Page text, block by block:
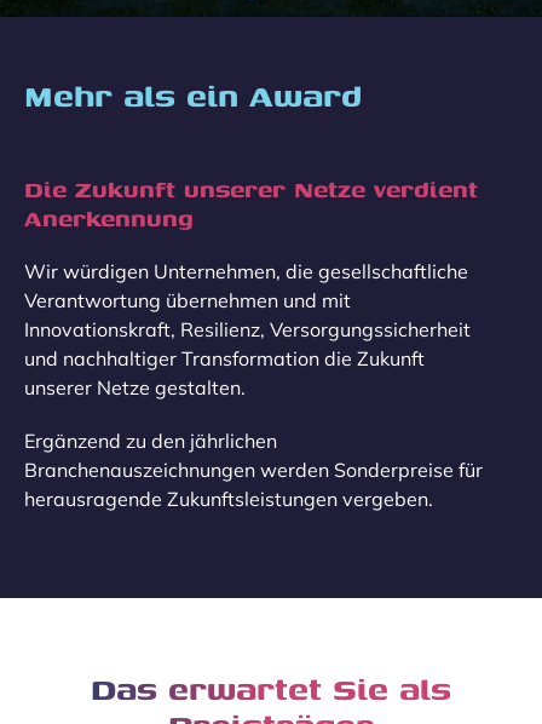
Mehr als ein Award
Die Zukunft unserer Netze verdient
Anerkennung
Wir würdigen Unternehmen, die gesellschaftliche
Verantwortung übernehmen und mit
Innovationskraft, Resilienz, Versorgungssicherheit
und nachhaltiger Transformation die Zukunft
unserer Netze gestalten.
Ergänzend zu den jährlichen
Branchenauszeichnungen werden Sonderpreise für
herausragende Zukunftsleistungen vergeben.
Das erwartet Sie als